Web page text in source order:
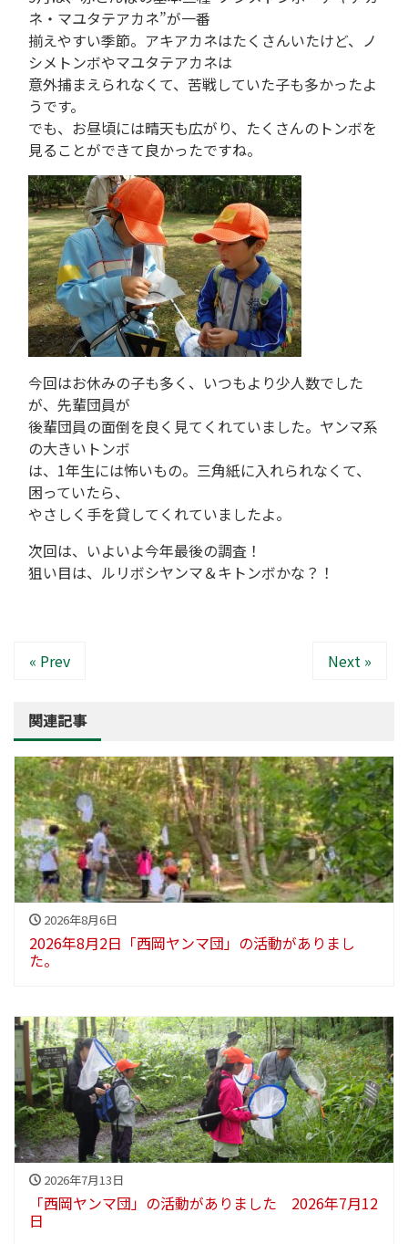
ネ・マユタテアカネ”が一番
揃えやすい季節。アキアカネはたくさんいたけど、ノ
シメトンボやマユタテアカネは
意外捕まえられなくて、苦戦していた子も多かったよ
うです。
でも、お昼頃には晴天も広がり、たくさんのトンボを
見ることができて良かったですね。
今回はお休みの子も多く、いつもより少人数でした
が、先輩団員が
後輩団員の面倒を良く見てくれていました。ヤンマ系
の大きいトンボ
は、1年生には怖いもの。三角紙に入れられなくて、
困っていたら、
やさしく手を貸してくれていましたよ。
次回は、いよいよ今年最後の調査！
狙い目は、ルリボシヤンマ＆キトンボかな？！
« Prev Next »
関連記事
2026年8月6日
2026年8月2日「西岡ヤンマ団」の活動がありまし
た。
2026年7月13日
「西岡ヤンマ団」の活動がありました 2026年7月12
日